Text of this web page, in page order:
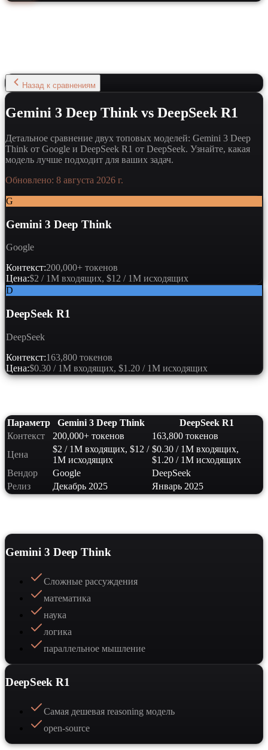
Назад к сравнениям
Gemini 3 Deep Think vs DeepSeek R1
Детальное сравнение двух топовых моделей: Gemini 3 Deep
Think от Google и DeepSeek R1 от DeepSeek. Узнайте, какая
модель лучше подходит для ваших задач.
Обновлено: 8 августа 2026 г.
G
Gemini 3 Deep Think
Google
Контекст:200,000+ токенов
Цена:$2 / 1M входящих, $12 / 1M исходящих
D
DeepSeek R1
DeepSeek
Контекст:163,800 токенов
Цена:$0.30 / 1M входящих, $1.20 / 1M исходящих
Параметр Gemini 3 Deep Think
DeepSeek R1
Контекст
200,000+ токенов
163,800 токенов
Цена
$2 / 1M входящих, $12 /
1M исходящих
$0.30 / 1M входящих,
$1.20 / 1M исходящих
Вендор
Google
DeepSeek
Релиз
Декабрь 2025 Январь 2025
Gemini 3 Deep Think
Сложные рассуждения
математика
наука
логика
параллельное мышление
DeepSeek R1
Самая дешевая reasoning модель
open-source